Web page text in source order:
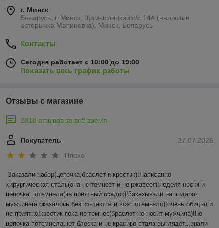
г. Минск
Беларусь, г. Минск, Щомыслицкий с/с 14А (напротив
авторынка Малиновка), Минск, Беларусь
Контакты
Сегодня работает с 10:00 до 19:00
Показать весь график работы
Отзывы о магазине
2818 отзывов за всё время
27.07.2026
Покупатель
Плохо
Заказали набор(цепочка,браслет и крестик)!Написанно
хирургическая сталь(она не темнеет и не ржавеет)!неделя носки и
цепочка потемнела(не приятный осадок)!Заказывали на подарок
мужчине(а оказалось без контактов и все потемнело)!очень обидно и
не приятно!крестик пока не темнее(браслет не носит мужчина)!Но
цепочка потемнела,нет блеска и не красиво стала выглядеть,знали